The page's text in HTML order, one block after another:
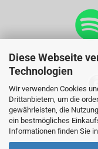
Diese Webseite
Technologien
Wir verwenden Cookies
Drittanbietern, um die
gewährleisten, die
ein bestmögliches
Informationen finden Sie